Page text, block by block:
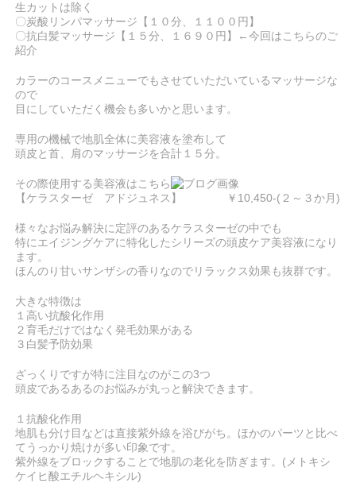
生カットは除く
〇炭酸リンパマッサージ【１０分、１１００円】
〇抗白髪マッサージ【１５分、１６９０円】←今回はこちらのご
紹介
カラーのコースメニューでもさせていただいているマッサージな
ので
目にしていただく機会も多いかと思います。
専用の機械で地肌全体に美容液を塗布して
頭皮と首、肩のマッサージを合計１５分。
その際使用する美容液はこちら
【ケラスターゼ アドジュネス】 ￥10,450‐(２～３か月)
様々なお悩み解決に定評のあるケラスターゼの中でも
特にエイジングケアに特化したシリーズの頭皮ケア美容液になり
ます。
ほんのり甘いサンザシの香りなのでリラックス効果も抜群です。
大きな特徴は
１高い抗酸化作用
２育毛だけではなく発毛効果がある
３白髪予防効果
ざっくりですが特に注目なのがこの3つ
頭皮であるあるのお悩みが丸っと解決できます。
１抗酸化作用
地肌も分け目などは直接紫外線を浴びがち。ほかのパーツと比べ
てうっかり焼けが多い印象です。
紫外線をブロックすることで地肌の老化を防ぎます。(メトキシ
ケイヒ酸エチルヘキシル)